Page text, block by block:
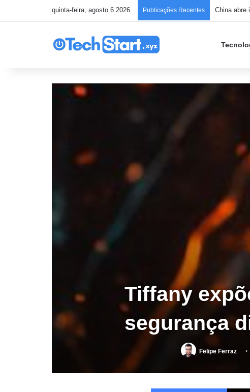
quinta-feira, agosto 6 2026 Publicações Recentes Hacker do
Tiffany
segurança
Felipe Ferraz